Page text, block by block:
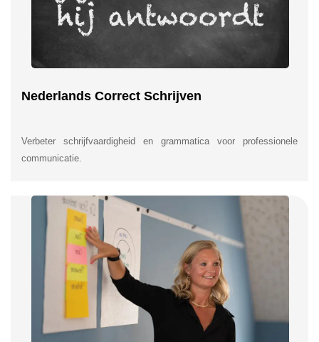
Nederlands Correct Schrijven
Verbeter schrijfvaardigheid en grammatica voor professionele
communicatie.